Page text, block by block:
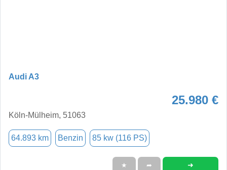
Audi A3
25.980 €
Köln-Mülheim, 51063
64.893 km Benzin 85 kw (116 PS)
★ ➦ ➜